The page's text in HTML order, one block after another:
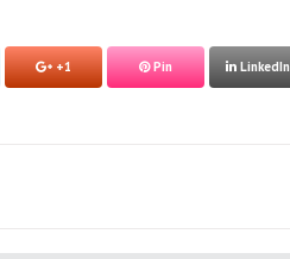
+1 Pin LinkedIn